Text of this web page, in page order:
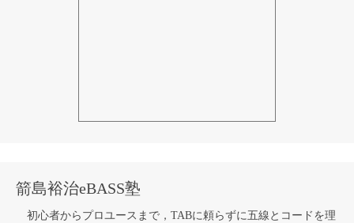
箭島裕治eBASS塾
初心者からプロユースまで，TABに頼らずに五線とコードを理